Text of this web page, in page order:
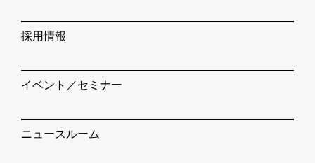
採用情報
イベント／セミナー
ニュースルーム